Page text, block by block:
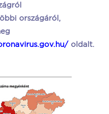
országáról,
oldalt.